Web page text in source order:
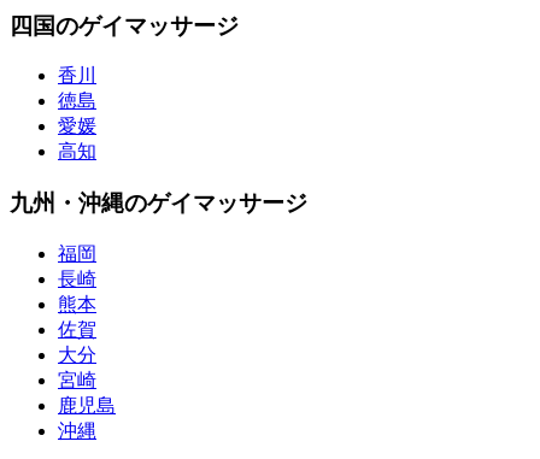
四国のゲイマッサージ
香川
徳島
愛媛
高知
九州・沖縄のゲイマッサージ
福岡
長崎
熊本
佐賀
大分
宮崎
鹿児島
沖縄